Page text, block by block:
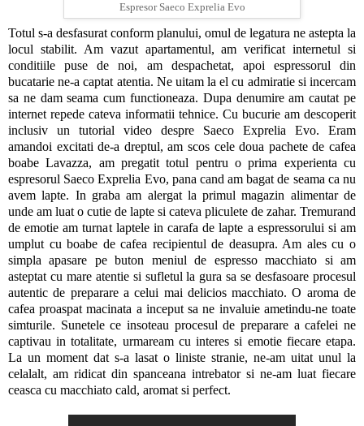
Espresor Saeco Exprelia Evo
Totul s-a desfasurat conform planului, omul de legatura ne astepta la
locul stabilit. Am vazut apartamentul, am verificat internetul si
conditiile puse de noi, am despachetat, apoi espressorul din
bucatarie ne-a captat atentia. Ne uitam la el cu admiratie si incercam
sa ne dam seama cum functioneaza. Dupa denumire am cautat pe
internet repede cateva informatii tehnice. Cu bucurie am descoperit
inclusiv un tutorial video despre Saeco Exprelia Evo. Eram
amandoi excitati de-a dreptul, am scos cele doua pachete de cafea
boabe Lavazza, am pregatit totul pentru o prima experienta cu
espresorul Saeco Exprelia Evo, pana cand am bagat de seama ca nu
avem lapte. In graba am alergat la primul magazin alimentar de
unde am luat o cutie de lapte si cateva pliculete de zahar. Tremurand
de emotie am turnat laptele in carafa de lapte a espressorului si am
umplut cu boabe de cafea recipientul de deasupra. Am ales cu o
simpla apasare pe buton meniul de espresso macchiato si am
asteptat cu mare atentie si sufletul la gura sa se desfasoare procesul
autentic de preparare a celui mai delicios macchiato. O aroma de
cafea proaspat macinata a inceput sa ne invaluie ametindu-ne toate
simturile. Sunetele ce insoteau procesul de preparare a cafelei ne
captivau in totalitate, urmaream cu interes si emotie fiecare etapa.
La un moment dat s-a lasat o liniste stranie, ne-am uitat unul la
celalalt, am ridicat din spanceana intrebator si ne-am luat fiecare
ceasca cu macchiato cald, aromat si perfect.